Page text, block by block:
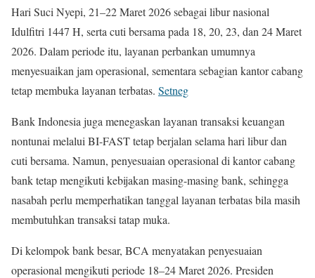
Hari Suci Nyepi, 21–22 Maret 2026 sebagai libur nasional
Idulfitri 1447 H, serta cuti bersama pada 18, 20, 23, dan 24 Maret
2026. Dalam periode itu, layanan perbankan umumnya
menyesuaikan jam operasional, sementara sebagian kantor cabang
tetap membuka layanan terbatas. Setneg
Bank Indonesia juga menegaskan layanan transaksi keuangan
nontunai melalui BI-FAST tetap berjalan selama hari libur dan
cuti bersama. Namun, penyesuaian operasional di kantor cabang
bank tetap mengikuti kebijakan masing-masing bank, sehingga
nasabah perlu memperhatikan tanggal layanan terbatas bila masih
membutuhkan transaksi tatap muka.
Di kelompok bank besar, BCA menyatakan penyesuaian
operasional mengikuti periode 18–24 Maret 2026. Presiden